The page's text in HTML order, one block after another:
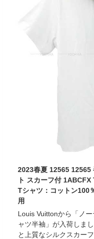
2023春夏 12565 12565
ト スカーフ付
Tシャツ：コットン100
用
Louis Vuittonから「ノ
ャツ半袖」が入荷しま
と上質なシルクスカー